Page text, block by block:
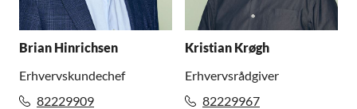
Brian Hinrichsen
Erhvervskundechef
82229909
Kristian Krøgh
Erhvervsrådgiver
82229967